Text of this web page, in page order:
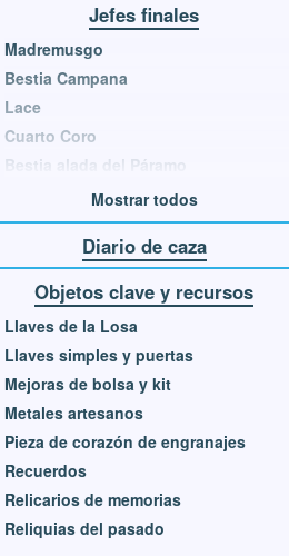
Jefes finales
Madremusgo
Bestia Campana
Lace
Cuarto Coro
Bestia alada del Páramo
Mostrar todos
Diario de caza
Objetos clave y recursos
Llaves de la Losa
Llaves simples y puertas
Mejoras de bolsa y kit
Metales artesanos
Pieza de corazón de engranajes
Recuerdos
Relicarios de memorias
Reliquias del pasado